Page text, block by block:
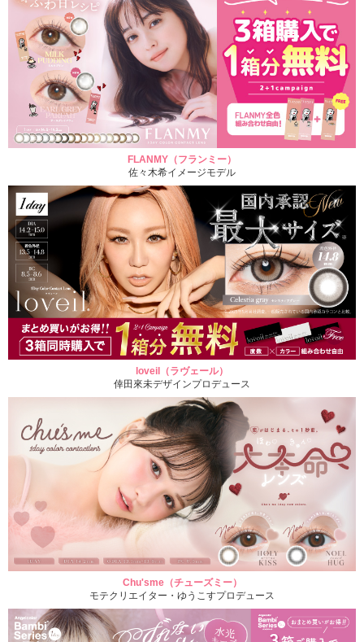
FLANMY（フランミー）
佐々木希イメージモデル
loveil（ラヴェール）
倖田來未デザインプロデュース
Chu'sme（チューズミー）
モテクリエイター・ゆうこすプロデュース